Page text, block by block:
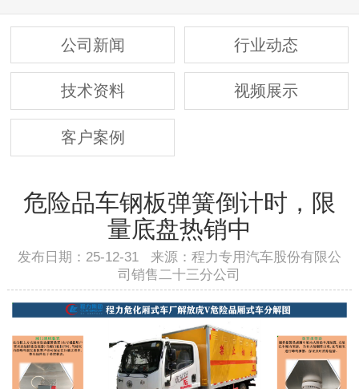
公司新闻 行业动态
技术资料 视频展示
客户案例
危险品车钢板弹簧倒计时，限
量底盘热销中
发布日期：25-12-31 来源：程力专用汽车股份有限公
司销售二十三分公司